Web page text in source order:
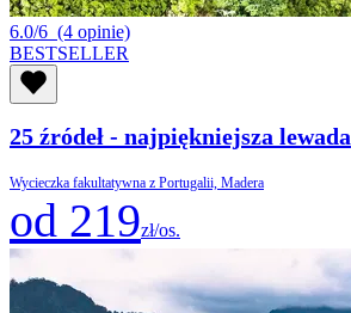
6.0/6 (4 opinie)
BESTSELLER
25 źródeł - najpiękniejsza lewada
Wycieczka fakultatywna z Portugalii, Madera
od 219zł/os.